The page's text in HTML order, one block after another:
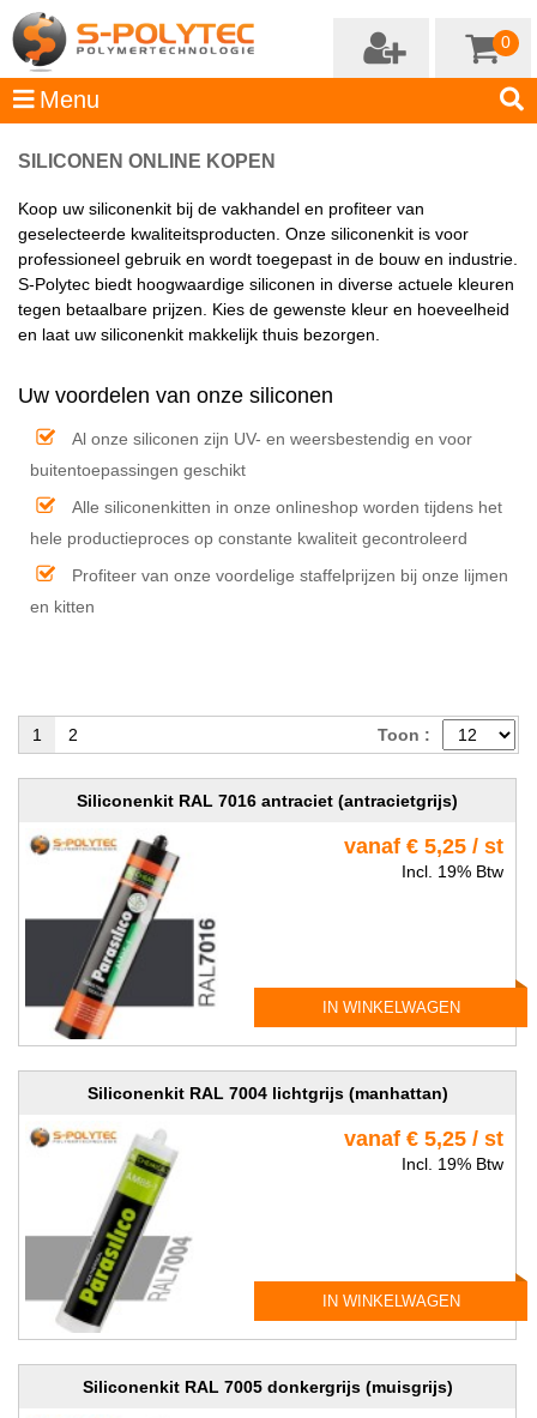
0
SILICONEN ONLINE KOPEN
Koop uw siliconenkit bij de vakhandel en profiteer van
geselecteerde kwaliteitsproducten. Onze siliconenkit is voor
professioneel gebruik en wordt toegepast in de bouw en industrie.
S-Polytec biedt hoogwaardige siliconen in diverse actuele kleuren
tegen betaalbare prijzen. Kies de gewenste kleur en hoeveelheid
en laat uw siliconenkit makkelijk thuis bezorgen.
Uw voordelen van onze siliconen
Al onze siliconen zijn UV- en weersbestendig en voor
buitentoepassingen geschikt
Alle siliconenkitten in onze onlineshop worden tijdens het
hele productieproces op constante kwaliteit gecontroleerd
Profiteer van onze voordelige staffelprijzen bij onze lijmen
en kitten
Toon :
1 2
Siliconenkit RAL 7016 antraciet (antracietgrijs)
vanaf € 5,25 / st
Incl. 19% Btw
IN WINKELWAGEN
Siliconenkit RAL 7004 lichtgrijs (manhattan)
vanaf € 5,25 / st
Incl. 19% Btw
IN WINKELWAGEN
Siliconenkit RAL 7005 donkergrijs (muisgrijs)